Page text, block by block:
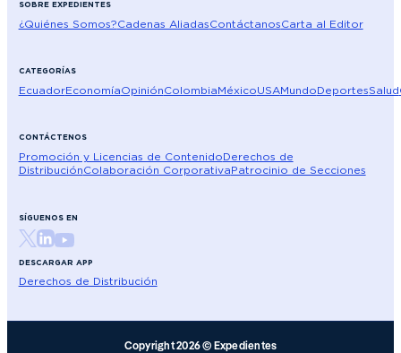
SOBRE EXPEDIENTES
¿Quiénes Somos?Cadenas AliadasContáctanosCarta al Editor
CATEGORÍAS
EcuadorEconomíaOpiniónColombiaMéxicoUSAMundoDeportesSalud
CONTÁCTENOS
Promoción y Licencias de ContenidoDerechos de
DistribuciónColaboración CorporativaPatrocinio de Secciones
SÍGUENOS EN
DESCARGAR APP
Derechos de Distribución
Copyright 2026 © Expedientes